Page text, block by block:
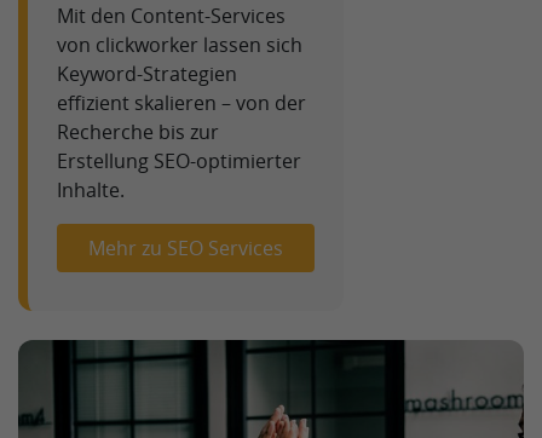
Mit den Content-Services
von clickworker lassen sich
Keyword-Strategien
effizient skalieren – von der
Recherche bis zur
Erstellung SEO-optimierter
Inhalte.
Mehr zu SEO Services